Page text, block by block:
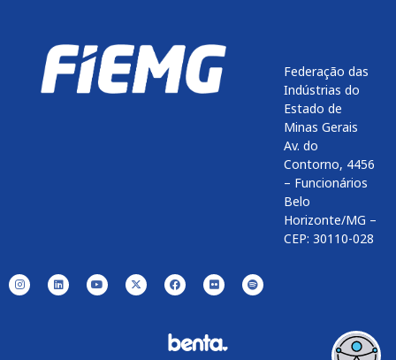
Federação das
Indústrias do
Estado de
Minas Gerais
Av. do
Contorno, 4456
– Funcionários
Belo
Horizonte/MG –
CEP: 30110-028